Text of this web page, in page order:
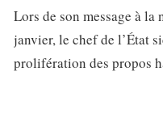
Lors de son message à
janvier, le chef de l’État
prolifération des propos